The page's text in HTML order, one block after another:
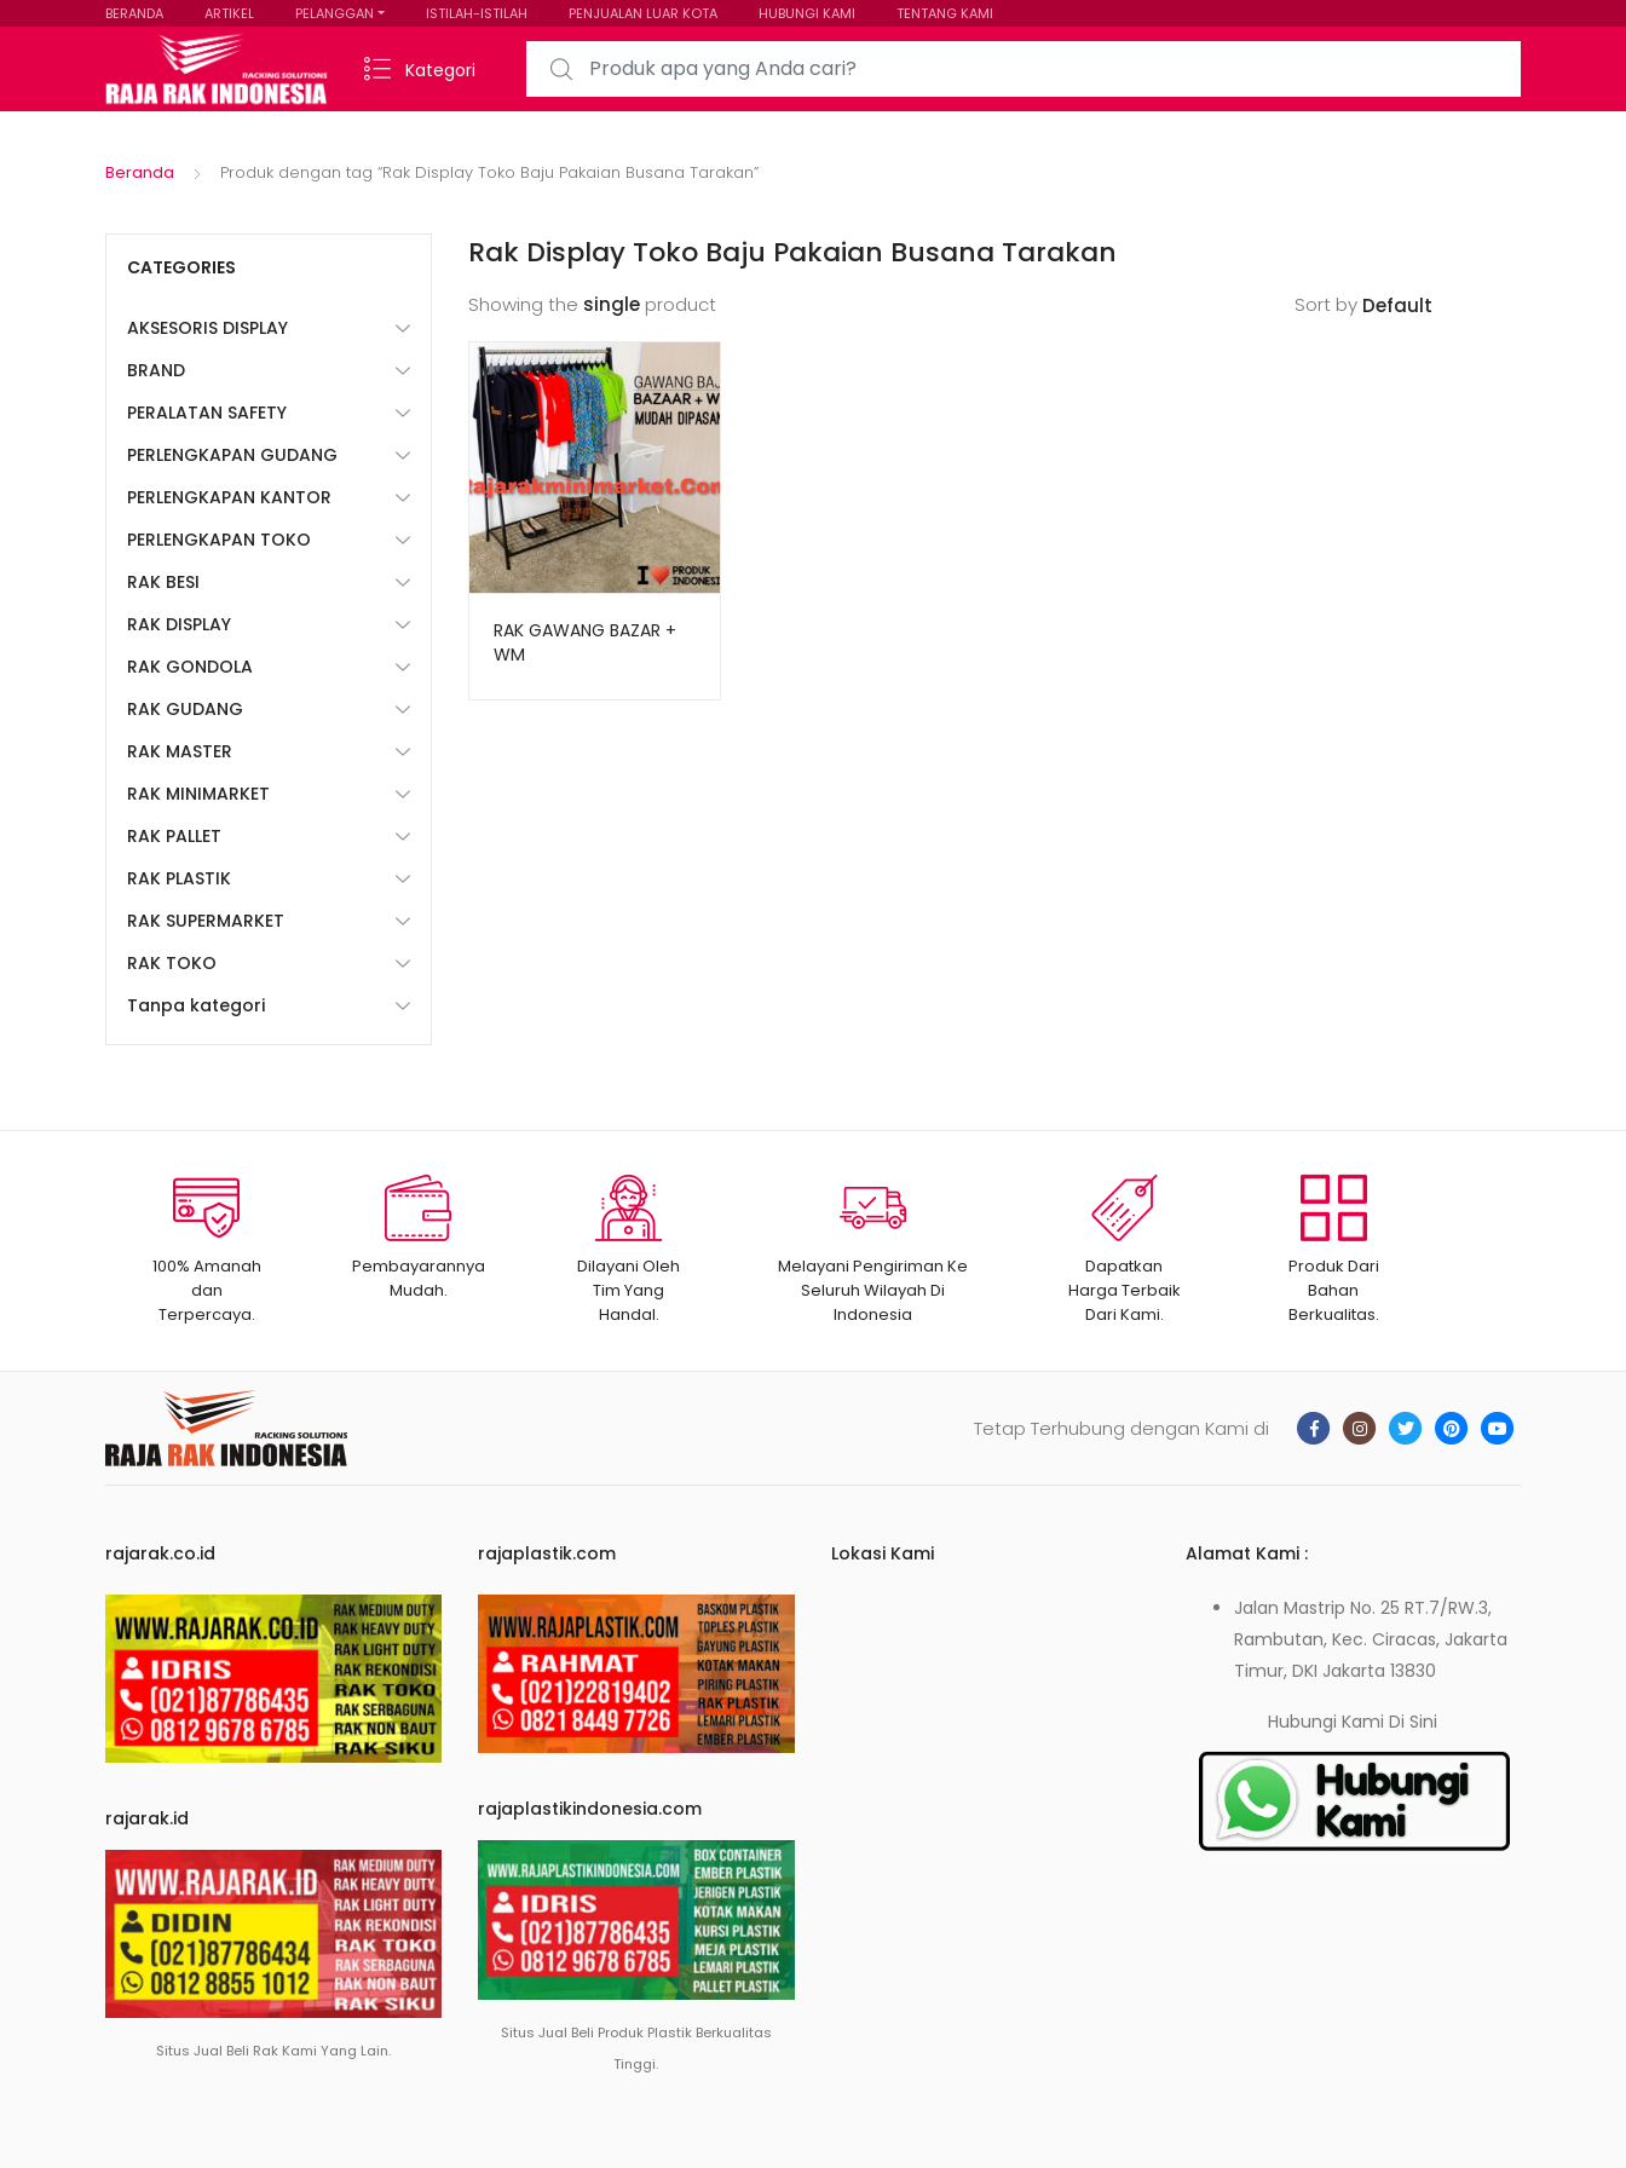
BERANDA ARTIKEL PELANGGAN ISTILAH-ISTILAH PENJUALAN LUAR KOTA HUBUNGI KAMI TENTANG KAMI
Kategori
Search for:
Beranda Produk dengan tag “Rak Display Toko Baju Pakaian Busana Tarakan”
Rak Display Toko Baju Pakaian Busana Tarakan
Showing the single product Sort by
RAK GAWANG BAZAR +
WM
CATEGORIES
AKSESORIS DISPLAY
BRAND
PERALATAN SAFETY
PERLENGKAPAN GUDANG
PERLENGKAPAN KANTOR
PERLENGKAPAN TOKO
RAK BESI
RAK DISPLAY
RAK GONDOLA
RAK GUDANG
RAK MASTER
RAK MINIMARKET
RAK PALLET
RAK PLASTIK
RAK SUPERMARKET
RAK TOKO
Tanpa kategori
100% Amanah
dan
Terpercaya.
Pembayarannya
Mudah.
Dilayani Oleh
Tim Yang
Handal.
Melayani Pengiriman Ke
Seluruh Wilayah Di
Indonesia
Dapatkan
Harga Terbaik
Dari Kami.
Produk Dari
Bahan
Berkualitas.
Tetap Terhubung dengan Kami di
rajarak.co.id
rajarak.id
Situs Jual Beli Rak Kami Yang Lain.
rajaplastik.com
rajaplastikindonesia.com
Situs Jual Beli Produk Plastik Berkualitas
Tinggi.
Lokasi Kami Alamat Kami :
Jalan Mastrip No. 25 RT.7/RW.3,
Rambutan, Kec. Ciracas, Jakarta
Timur, DKI Jakarta 13830
Hubungi KamiDi Sini